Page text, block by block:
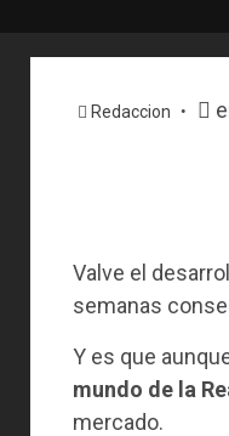
Redaccion
Valve el
semanas
Y es que
mundo de la
mercado.